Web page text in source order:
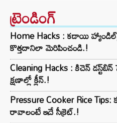
ట్రెండింగ్‌
Home Hacks : కడాయి
కొత్తదానిలా మెరిపించండి.!
Cleaning Hacks : కిచెన్
క్షణాల్లో క్లీన్.!
Pressure Cooker Rice Tips:
రావాలంటే ఇదే సీక్రెట్.!